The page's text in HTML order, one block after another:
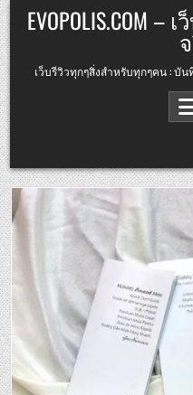
Skip
to
content
EVOPOLIS.COM
เว็บรีวิวทุกๆสิ่งสำหรับทุกๆคน : บั